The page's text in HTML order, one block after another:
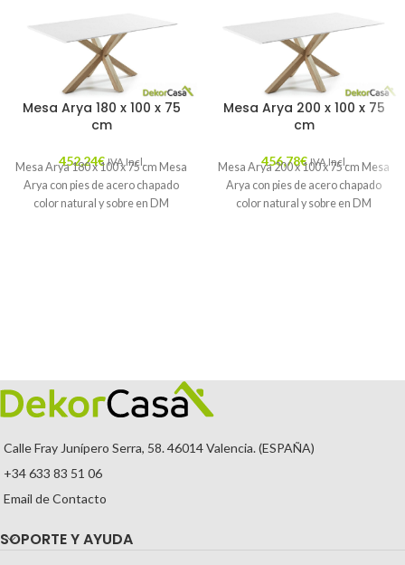
Mesa Arya 180 x 100 x 75
cm
452,24€ IVA Incl.
Mesa Arya 180 x 100 x 75 cm Mesa
Arya con pies de acero chapado
color natural y sobre en DM
Mesa Arya 200 x 100 x 75
cm
456,78€ IVA Incl.
Mesa Arya 200 x 100 x 75 cm Mesa
Arya con pies de acero chapado
color natural y sobre en DM
Calle Fray Junípero Serra, 58. 46014 Valencia. (ESPAÑA)
+34 633 83 51 06
Email de Contacto
SOPORTE Y AYUDA